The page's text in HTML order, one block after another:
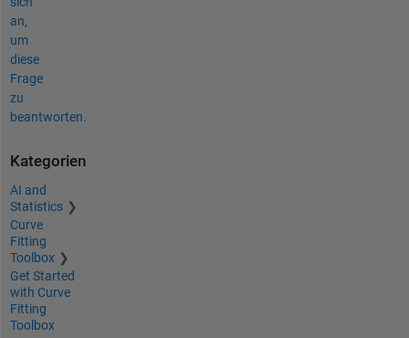
an,
um
diese
Frage
zu
beantworten.
Kategorien
AI and
Statistics
Curve
Fitting
Toolbox
Get Started
with Curve
Fitting
Toolbox